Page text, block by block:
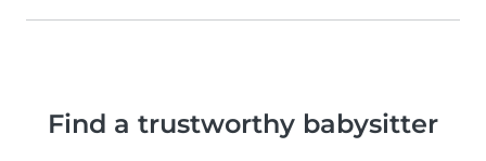
Find a trustworthy babysitter